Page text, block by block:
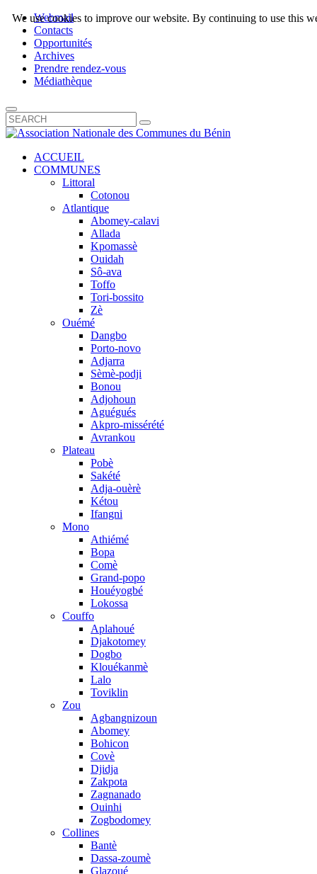
Webmail
Contacts
Opportunités
Archives
Prendre rendez-vous
Médiathèque
ACCUEIL
COMMUNES
Littoral
Cotonou
Atlantique
Abomey-calavi
Allada
Kpomassè
Ouidah
Sô-ava
Toffo
Tori-bossito
Zè
Ouémé
Dangbo
Porto-novo
Adjarra
Sèmè-podji
Bonou
Adjohoun
Aguégués
Akpro-missérété
Avrankou
Plateau
Pobè
Sakété
Adja-ouèrè
Kétou
Ifangni
Mono
Athiémé
Bopa
Comè
Grand-popo
Houéyogbé
Lokossa
Couffo
Aplahoué
Djakotomey
Dogbo
Klouékanmè
Lalo
Toviklin
Zou
Agbangnizoun
Abomey
Bohicon
Covè
Djidja
Zakpota
Zagnanado
Ouinhi
Zogbodomey
Collines
Bantè
Dassa-zoumè
Glazoué
We use cookies to improve our website. By continuing to use this